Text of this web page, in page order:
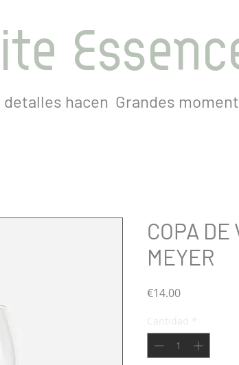
detalles hacen Grandes
COPA
MEYER
€14.00Precio